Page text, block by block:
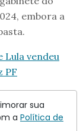
embora a
Lula vendeu
PF
sua
a Política de